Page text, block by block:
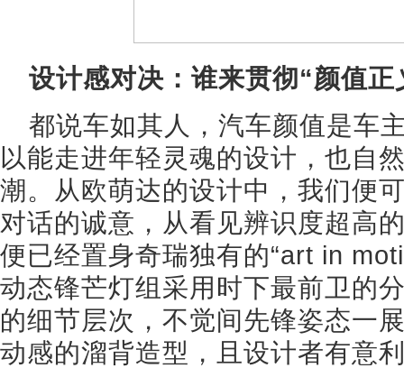
设计感对决：谁来贯彻“颜值正
都说车如其人，汽车颜值是车
以能走进年轻灵魂的设计，也自
潮。从欧萌达的设计中，我们便
对话的诚意，从看见辨识度超高
便已经置身奇瑞独有的“art in
动态锋芒灯组采用时下最前卫的
的细节层次，不觉间先锋姿态一
动感的溜背造型，且设计者有意